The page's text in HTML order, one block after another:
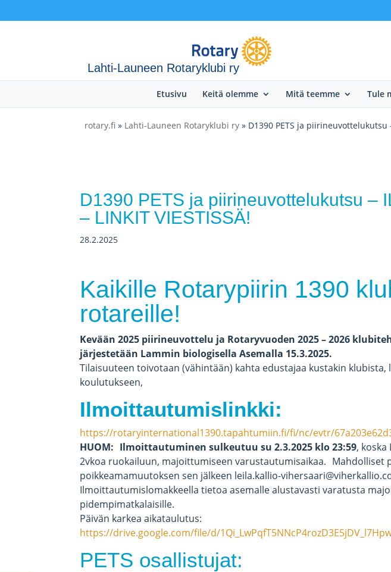
Lahti-Launeen Rotaryklubi ry
Etusivu Keitä olemme Mitä teemme Tule
rotary.fi » Lahti-Launeen Rotaryklubi ry » D1390 PETS ja piirineuvottelukutsu
D1390 PETS ja piirineuvottelukutsu –
– LINKIT VIESTISSÄ!
28.2.2025
Kaikille Rotarypiirin 1390
rotareille!
Kevään 2025 piirineuvottelu ja Rotaryvuoden 2025 – 2026
järjestetään Lammin biologisella Asemalla 15.3.2025.
Tilaisuuteen toivotaan (vähintään) kahta edustajaa kustakin klubista,
koulutukseen,
Ilmoittautumislinkki:
https://rotaryinternational1390.tapahtumiin.fi/fi/nc/evtr/
HUOM: Ilmoittautuminen sulkeutuu su 2.3.2025 klo 23:59,
2vkoa ruokailuun, majoittumiseen varustautumisaikaa. Mahdolliset
poikkeamamuutoksen sen jälkeen leila.kallio-
Ilmoittautumislomakkeella tietoa asemalle alustavasti varatusta
pidempimatkalaisille.
Päivän karkea aikataulutus:
https://drive.google.com/file/d/
PETS osallistujat: